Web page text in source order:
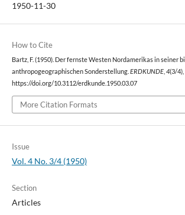
1950-11-30
How to Cite
Bartz, F. (1950). Der fernste Westen Nordamerikas in seiner
anthropogeographischen Sonderstellung. ERDKUNDE, 4(3/4),
https://doi.org/10.3112/erdkunde.1950.03.07
More Citation Formats
Issue
Vol. 4 No. 3/4 (1950)
Section
Articles